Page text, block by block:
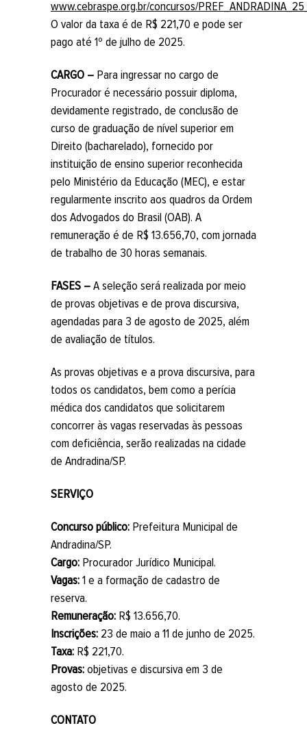
www.cebraspe.org.br/concursos/
O valor da taxa é de R$ 221,70 e pode ser
pago até 1º de julho de 2025.
CARGO – Para ingressar no cargo de
Procurador é necessário possuir diploma,
devidamente registrado, de conclusão de
curso de graduação de nível superior em
Direito (bacharelado), fornecido por
instituição de ensino superior reconhecida
pelo Ministério da Educação (MEC), e estar
regularmente inscrito aos quadros da Ordem
dos Advogados do Brasil (OAB). A
remuneração é de R$ 13.656,70, com jornada
de trabalho de 30 horas semanais.
FASES – A seleção será realizada por meio
de provas objetivas e de prova discursiva,
agendadas para 3 de agosto de 2025, além
de avaliação de títulos.
As provas objetivas e a prova discursiva, para
todos os candidatos, bem como a perícia
médica dos candidatos que solicitarem
concorrer às vagas reservadas às pessoas
com deficiência, serão realizadas na cidade
de Andradina/SP.
SERVIÇO
Concurso público: Prefeitura Municipal de
Andradina/SP.
Cargo: Procurador Jurídico Municipal.
Vagas: 1 e a formação de cadastro de
reserva.
Remuneração: R$ 13.656,70.
Inscrições: 23 de maio a 11 de junho de 2025.
Taxa: R$ 221,70.
Provas: objetivas e discursiva em 3 de
agosto de 2025.
CONTATO